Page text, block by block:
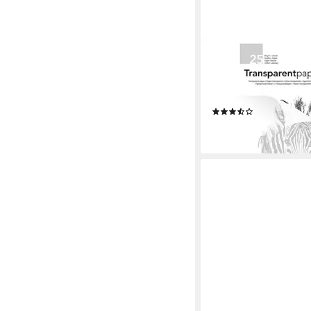
Transparentpapier,
25 Blatt, weiß
lieferbar - in 5-6